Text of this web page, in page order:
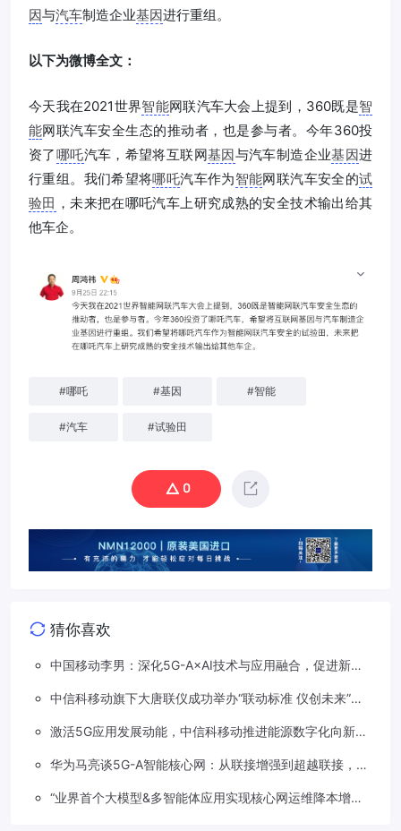
因与汽车制造企业基因进行重组。
以下为微博全文：
今天我在2021世界智能网联汽车大会上提到，360既是智
能网联汽车安全生态的推动者，也是参与者。今年360投
资了哪吒汽车，希望将互联网基因与汽车制造企业基因进
行重组。我们希望将哪吒汽车作为智能网联汽车安全的试
验田 ，未来把在哪吒汽车上研究成熟的安全技术输出给其
他车企。
#哪吒 #基因 #智能
#汽车 #试验田
0
猜你喜欢
中国移动李男：深化5G-A×AI技术与应用融合，促进新质
中信科移动旗下大唐联仪成功举办“联动标准 仪创未来”车
激活5G应用发展动能，中信科移动推进能源数字化向新、
华为马亮谈5G-A智能核心网：从联接增强到超越联接，助
“业界首个大模型&多智能体应用实现核心网运维降本增效”